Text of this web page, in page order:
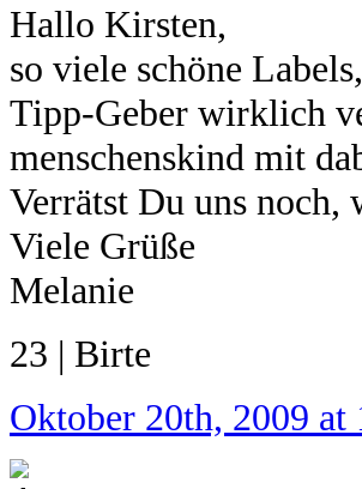
Hallo Kirsten,
so viele schöne
Tipp-Geber wirklich
menschenskind mit
Verrätst Du uns noch,
Viele Grüße
Melanie
23 | Birte
Oktober 20th, 2009 at